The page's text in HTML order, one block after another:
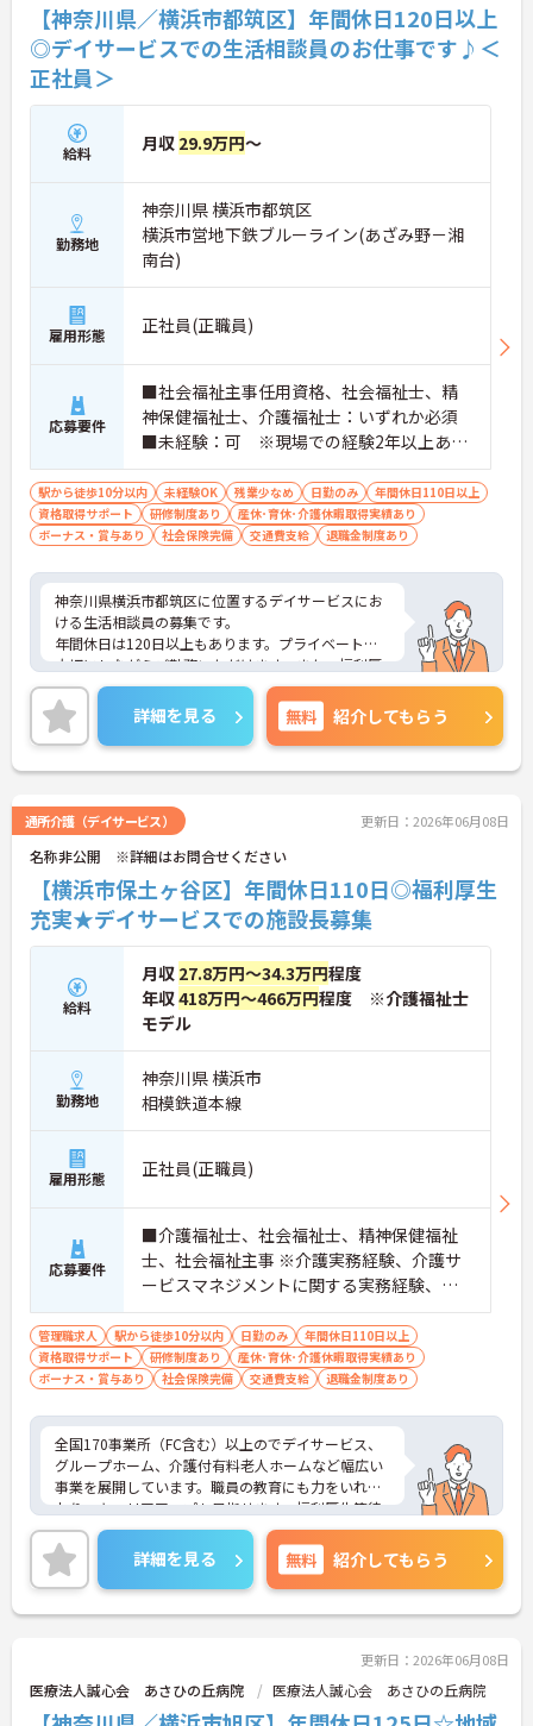
【神奈川県／横浜市都筑区】年間休日120日以上
◎デイサービスでの生活相談員のお仕事です♪＜
正社員＞
給料 月収 29.9万円～
勤務地
神奈川県 横浜市都筑区
横浜市営地下鉄ブルーライン(あざみ野－湘
南台)
雇用形態 正社員(正職員)
応募要件
■社会福祉主事任用資格、社会福祉士、精
神保健福祉士、介護福祉士：いずれか必須
■未経験：可 ※現場での経験2年以上あれ
ば尚可 ※PCスキル：必須
駅から徒歩10分以内 未経験OK 残業少なめ 日勤のみ
年間休日110日以上
資格取得サポート
研修制度あり
産休･育休･介護休暇取得実績あり
ボーナス・賞与あり
社会保険完備 交通費支給 退職金制度あり
神奈川県横浜市都筑区に位置するデイサービスにお
ける生活相談員の募集です。
年間休日は120日以上もあります。プライベートを
大切にしながらご勤務いただけます。また、福利厚
生が充実しています。働きやすい環境が整ってお
り、安心して長くご勤務いただけます。給与は月給
が29.9万円～と高水準です。
ご興味のある方には、面接対策ポイントなど、さら
に詳細をご案内しますのでお気軽にご相談くださ
詳細を見る 無料 紹介してもらう
通所介護（デイサービス） 更新日：2026年06月08日
名称非公開 ※詳細はお問合せください
【横浜市保土ヶ谷区】年間休日110日◎福利厚生
充実★デイサービスでの施設長募集
給料
月収 27.8万円～34.3万円程度
年収418万円～466万円程度 ※介護福祉士
モデル
勤務地
神奈川県 横浜市
相模鉄道本線
雇用形態 正社員(正職員)
応募要件
■介護福祉士、社会福祉士、精神保健福祉
士、社会福祉主事 ※介護実務経験、介護サ
ービスマネジメントに関する実務経験、運
営マネジメントに関する実務経験、チーム
マネジメントに関する実務経験必須 ■普通
自動車運転免許（AT可）必須
管理職求人 駅から徒歩10分以内 日勤のみ
年間休日110日以上
資格取得サポート
研修制度あり
産休･育休･介護休暇取得実績あり
ボーナス・賞与あり
社会保険完備 交通費支給 退職金制度あり
全国170事業所（FC含む）以上のでデイサービス、
グループホーム、介護付有料老人ホームなど幅広い
事業を展開しています。職員の教育にも力をいれて
おり、キャリアアップも目指せます。福利厚生等待
遇面の良さも魅力の一つ！ご興味のある方には、面
接対策ポイントなど、さらに詳細をお話しいたしま
すのでお気軽にご相談ください！
詳細を見る 無料 紹介してもらう
更新日：2026年06月08日
医療法人誠心会 あさひの丘病院 医療法人誠心会 あさひの丘病院